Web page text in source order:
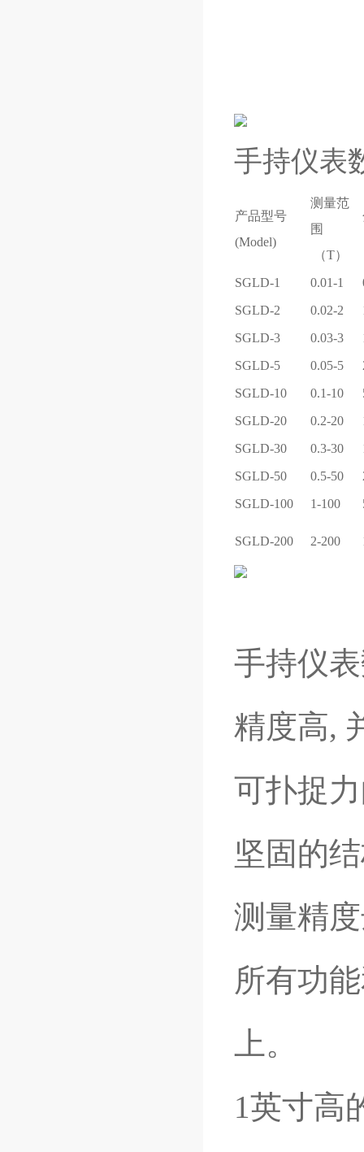
手持仪表
产品型号
(Model)
测量范
围
（T）
SGLD-1 0.01-1
SGLD-2
0.02-2
SGLD-3
0.03-3
SGLD-5
0.05-5
SGLD-10
0.1-10
SGLD-20
0.2-20
SGLD-30
0.3-30
SGLD-50
0.5-50
SGLD-100
1-100
SGLD-200 2-200
手持仪
精度高,
可扑捉
坚固的
测量精
所有功
上。
1英寸高